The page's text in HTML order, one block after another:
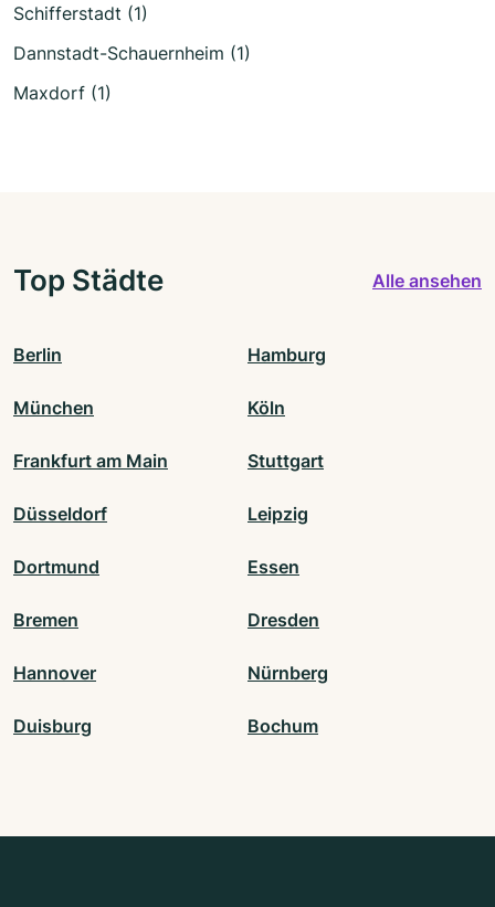
Schifferstadt (1)
Dannstadt-Schauernheim (1)
Maxdorf (1)
Top Städte Alle ansehen
Berlin Hamburg
München Köln
Frankfurt am Main Stuttgart
Düsseldorf Leipzig
Dortmund Essen
Bremen Dresden
Hannover Nürnberg
Duisburg Bochum